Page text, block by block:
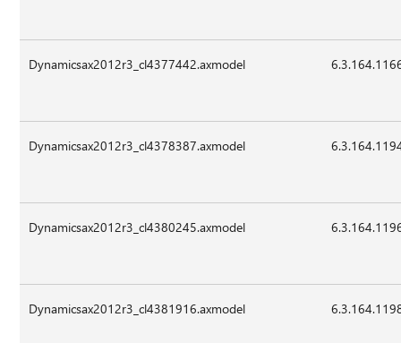
Dynamicsax2012r3_cl4377442.axmodel
Dynamicsax2012r3_cl4378387.axmodel
Dynamicsax2012r3_cl4380245.axmodel
Dynamicsax2012r3_cl4381916.axmodel